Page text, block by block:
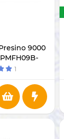
9000
1